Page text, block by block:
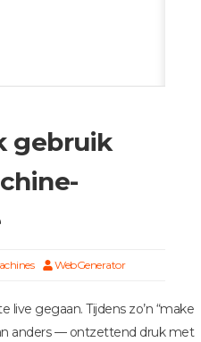
gebruik
WebGenerator
live gegaan. Tijdens zo’n “make
anders — ontzettend druk met